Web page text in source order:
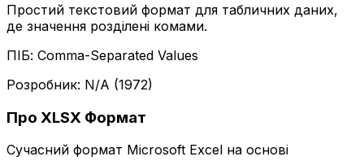
Простий текстовий формат для табличних даних,
де значення розділені комами.
ПІБ: Comma-Separated Values
Розробник: N/A (1972)
Про XLSX Формат
Сучасний формат Microsoft Excel на основі